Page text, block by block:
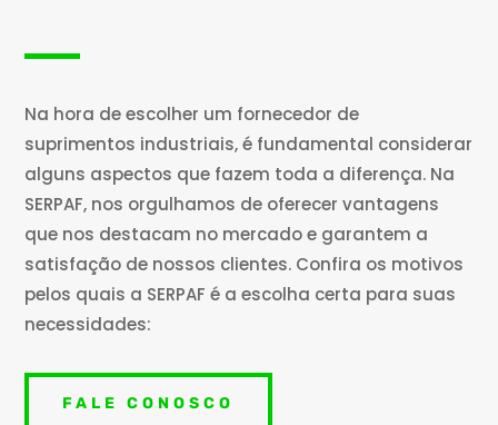
Na hora de escolher um fornecedor de
suprimentos industriais, é fundamental considerar
alguns aspectos que fazem toda a diferença. Na
SERPAF, nos orgulhamos de oferecer vantagens
que nos destacam no mercado e garantem a
satisfação de nossos clientes. Confira os motivos
pelos quais a SERPAF é a escolha certa para suas
necessidades:
FALE CONOSCO